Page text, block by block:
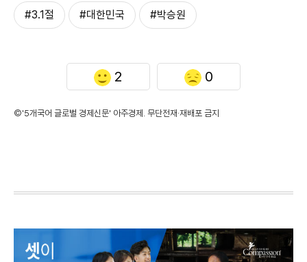
#3.1절 #대한민국 #박승원
2 0
©'5개국어 글로벌 경제신문' 아주경제. 무단전재·재배포 금지